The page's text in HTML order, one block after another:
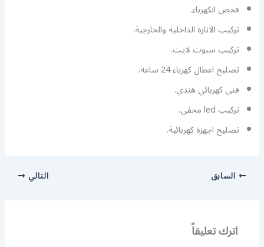
فحص الكهرباء.
تركيب الانارة الداخلية والخارجية.
تركيب سبوت لايت.
تصليح اعطال كهرباء 24 ساعة.
فني كهربائي هندي.
تركيب led مخفي.
تصليح اجهزة كهربائية.
السابق التالي
اترك تعليقاً